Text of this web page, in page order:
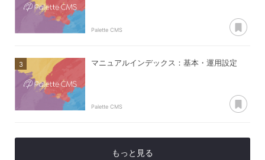
Palette CMS
マニュアルインデックス：基本・運用設定
Palette CMS
もっと見る